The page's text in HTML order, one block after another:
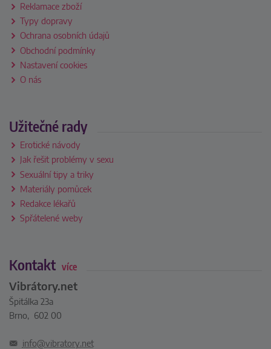
Reklamace zboží
Typy dopravy
Ochrana osobních údajů
Obchodní podmínky
Nastavení cookies
O nás
Užitečné rady
Erotické návody
Jak řešit problémy v sexu
Sexuální tipy a triky
Materiály pomůcek
Redakce lékařů
Spřátelené weby
Kontakt více
Vibrátory.net
Špitálka 23a
Brno, 602 00
info@vibratory.net